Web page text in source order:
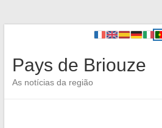
Pays de Briouze
As notícias da região